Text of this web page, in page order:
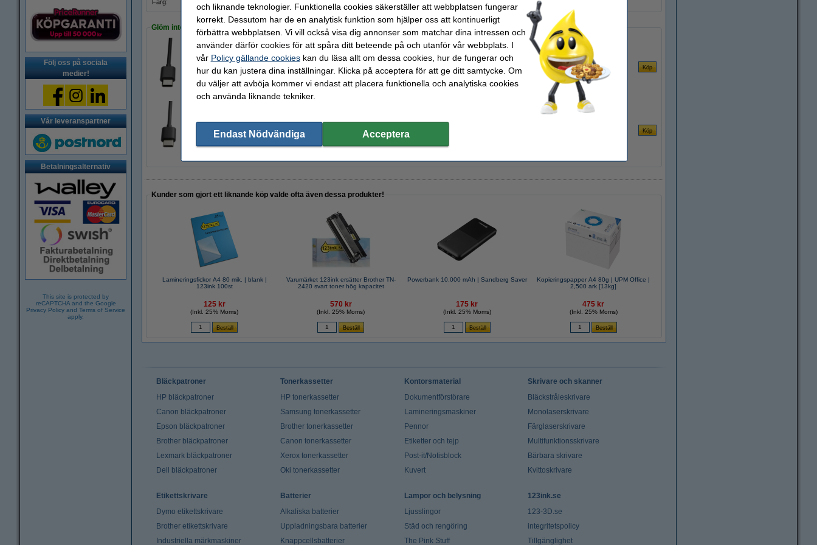
Följ oss på sociala
medier!
Vår leveranspartner
Betalningsalternativ
This site is protected by
reCAPTCHA and the Google
Privacy Policy and Terms of Service
apply.
Färg:
Glöm inte att beställa!
USB-A till USB-C-kabel 1m | 123ink | svart
55 kr
Laddningskabel 1m | USB-C till USB-C | 123ink | svart
65 kr
Kunder som gjort ett liknande köp valde ofta även dessa produkter!
Lamineringsfickor A4 80 mik. | blank |
123ink 100st
125 kr
(Inkl. 25% Moms)
Varumärket 123ink ersätter Brother TN-
2420 svart toner hög kapacitet
570 kr
(Inkl. 25% Moms)
Powerbank 10.000 mAh | Sandberg Saver
175 kr
(Inkl. 25% Moms)
Kopieringspapper A4 80g | UPM Office |
2,500 ark [13kg]
475 kr
(Inkl. 25% Moms)
Bläckpatroner
HP bläckpatroner
Canon bläckpatroner
Epson bläckpatroner
Brother bläckpatroner
Lexmark bläckpatroner
Dell bläckpatroner
Tonerkassetter
HP tonerkassetter
Samsung tonerkassetter
Brother tonerkassetter
Canon tonerkassetter
Xerox tonerkassetter
Oki tonerkassetter
Kontorsmaterial
Dokumentförstörare
Lamineringsmaskiner
Pennor
Etiketter och tejp
Post-it/Notisblock
Kuvert
Skrivare och skanner
Bläckstråleskrivare
Monolaserskrivare
Färglaserskrivare
Multifunktionsskrivare
Bärbara skrivare
Kvittoskrivare
Etikettskrivare
Dymo etikettskrivare
Brother etikettskrivare
Industriella märkmaskiner
Batterier
Alkaliska batterier
Uppladningsbara batterier
Knappcellsbatterier
Lampor och belysning
Ljusslingor
Städ och rengöring
The Pink Stuff
123ink.se
123-3D.se
integritetspolicy
Tillgänglighet
och liknande teknologier. Funktionella cookies säkerställer att webbplatsen fungerar
korrekt. Dessutom har de en analytisk funktion som hjälper oss att kontinuerligt
förbättra webbplatsen. Vi vill också visa dig annonser som matchar dina intressen och
använder därför cookies för att spåra ditt beteende på och utanför vår webbplats. I
vår Policy gällande cookieskan du läsa allt om dessa cookies, hur de fungerar och
hur du kan justera dina inställningar. Klicka på acceptera för att ge ditt samtycke. Om
du väljer att avböja kommer vi endast att placera funktionella och analytiska cookies
och använda liknande tekniker.
Endast Nödvändiga Acceptera